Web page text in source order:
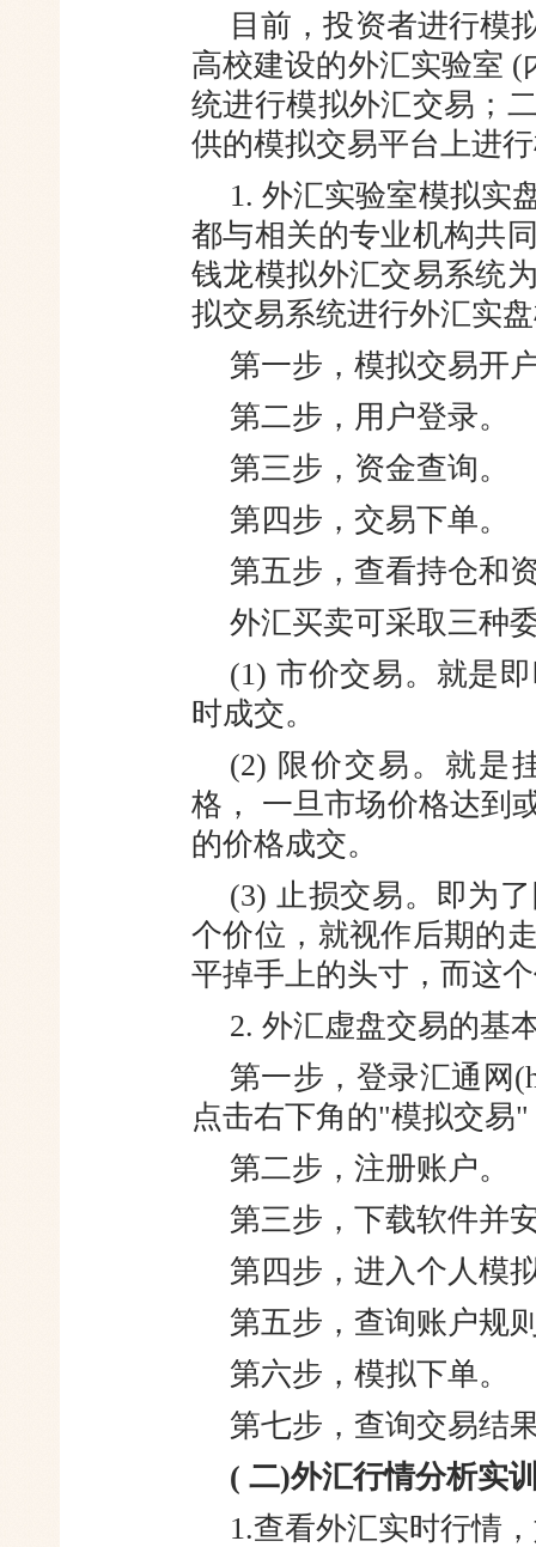
目前，投资者进行模
高校建设的外汇实验室 (
统进行模拟外汇交易；
供的模拟交易平台上进
1. 外汇实验室模拟实
都与相 关的专业机构共
钱龙模拟外汇交易系统
拟交易系统进行外汇实盘
第一步，模拟交易开
第二步，用户登录。
第三步，资金查询。
第四步，交易下单。
第五步，查看持仓和
外汇买卖可采取三种
(1) 市价交易。就是
时成交。
(2) 限价交易。就是
格， 一旦市场价格达到
的价格成交。
(3) 止损交易。即为
个价位， 就视作后期的
平掉手上的头寸，而这
2. 外汇虚盘交易的基
第一步，登录汇通网
点击右下角的"模拟交易"
第二步，注册账户。
第三步，下载软件并
第四步，进入个人模
第五步，查询账户规
第六步，模拟下单。
第七步，查询交易结
( 二)外汇行情分析实
1.查看外汇实时行情